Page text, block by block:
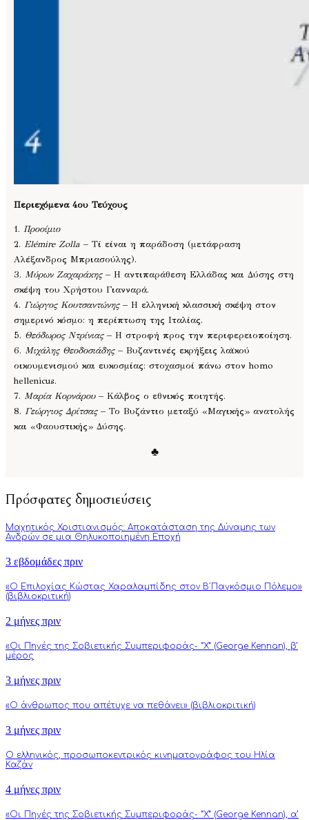
Περιεχόμενα 4ου Τεύχους
1. Προοίμιο
2. Elémire Zolla – Τί είναι η παράδοση (μετάφραση
Αλέξανδρος Μπριασούλης).
3. Μύρων Ζαχαράκης– Η αντιπαράθεση Ελλάδας και Δύσης στη
σκέψη του Χρήστου Γιανναρά.
4. Γιώργος Κουτσαντώνης– Η ελληνική κλασσική σκέψη στον
σημερινό κόσμο: η περίπτωση της Ιταλίας.
5. Θεόδωρος Ντρίνιας– Η στροφή προς την περιφερειοποίηση.
6. Μιχάλης Θεοδοσιάδης– Βυζαντινές εκρήξεις λαϊκού
οικουμενισμού και ευκοσμίας: στοχασμοί πάνω στον homo
hellenicus.
7. Μαρία Κορνάρου– Κάλβος ο εθνικός ποιητής.
8. Γεώργιος Δρίτσας– Το Βυζάντιο μεταξύ «Μαγικής» ανατολής
και «Φαουστικής» Δύσης.
♣
Πρόσφατες δημοσιεύσεις
Μαχητικός Χριστιανισμός: Αποκατάσταση της Δύναμης των
Ανδρών σε μια Θηλυκοποιημένη Εποχή
3 εβδομάδες πριν
«Ο Επιλοχίας Κώστας Χαραλαμπίδης στον Β΄Παγκόσμιο Πόλεμο»
(βιβλιοκριτική)
2 μήνες πριν
«Οι Πηγές της Σοβιετικής Συμπεριφοράς- “Χ” (George Kennan), β’
μέρος
3 μήνες πριν
«Ο άνθρωπος που απέτυχε να πεθάνει» (βιβλιοκριτική)
3 μήνες πριν
Ο ελληνικός, προσωποκεντρικός κινηματογράφος του Ηλία
Καζάν
4 μήνες πριν
«Οι Πηγές της Σοβιετικής Συμπεριφοράς- “Χ” (George Kennan), α’